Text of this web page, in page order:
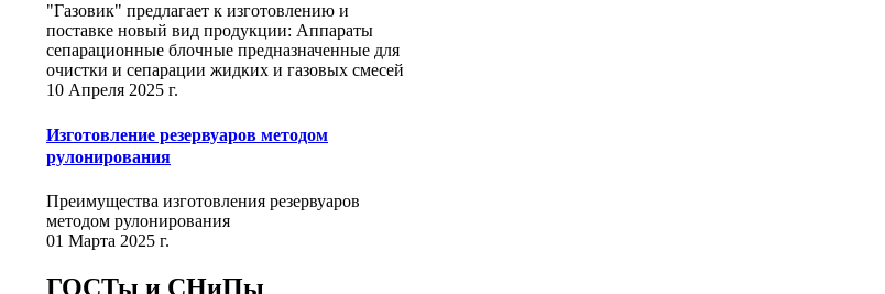
"Газовик" предлагает к изготовлению и
поставке новый вид продукции: Аппараты
сепарационные блочные предназначенные для
очистки и сепарации жидких и газовых смесей
10 Апреля 2025 г.
Изготовление резервуаров методом
рулонирования
Преимущества изготовления резервуаров
методом рулонирования
01 Марта 2025 г.
ГОСТы и СНиПы